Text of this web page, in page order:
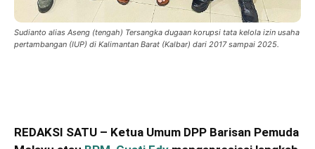
Sudianto alias Aseng (tengah) Tersangka dugaan korupsi tata kelola izin usaha
pertambangan (IUP) di Kalimantan Barat (Kalbar) dari 2017 sampai 2025.
REDAKSI SATU – Ketua Umum DPP Barisan Pemuda